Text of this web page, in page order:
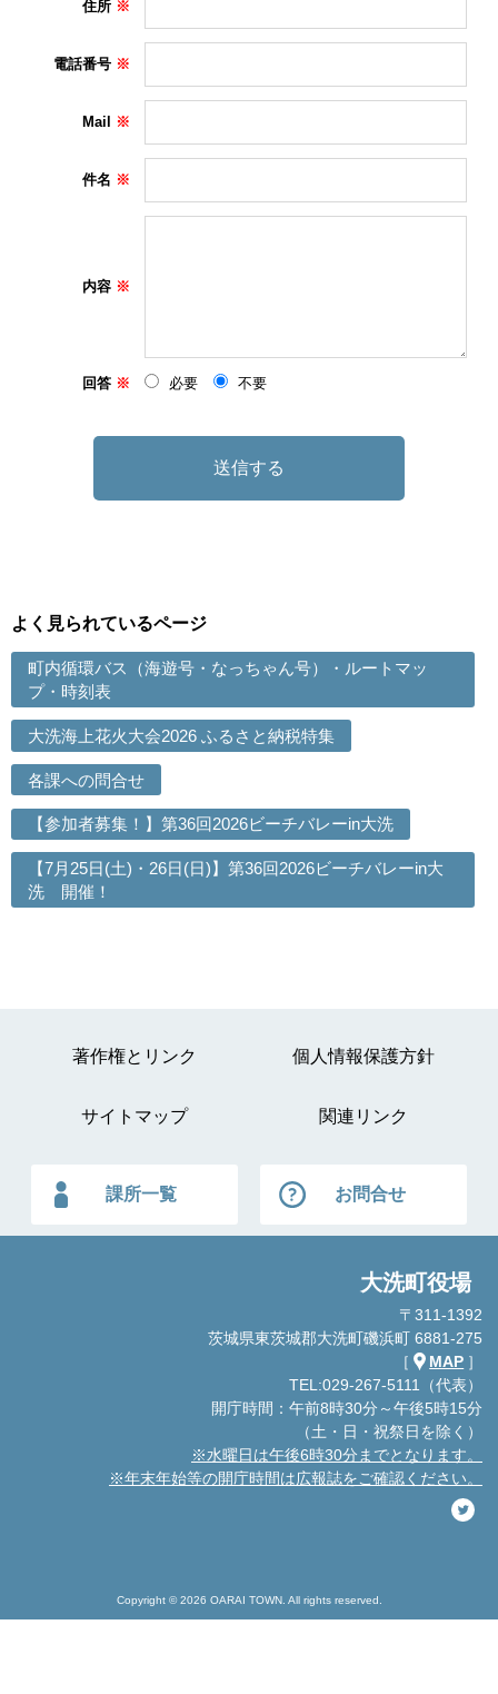
住所
電話番号
Mail
件名
内容
回答 必要 不要
よく見られているページ
町内循環バス（海遊号・なっちゃん号）・ルートマッ
プ・時刻表
大洗海上花火大会2026 ふるさと納税特集
各課への問合せ
【参加者募集！】第36回2026ビーチバレーin大洗
【7月25日(土)・26日(日)】第36回2026ビーチバレーin大
洗 開催！
著作権とリンク 個人情報保護方針
サイトマップ 関連リンク
課所一覧 お問合せ
大洗町役場
〒311-1392
茨城県東茨城郡大洗町磯浜町 6881-275
［
MAP ］
TEL:029-267-5111（代表）
開庁時間：午前8時30分～午後5時15分
（土・日・祝祭日を除く）
※水曜日は午後6時30分までとなります。
※年末年始等の開庁時間は広報誌をご確認ください。
Copyright © 2026 OARAI TOWN. All rights reserved.